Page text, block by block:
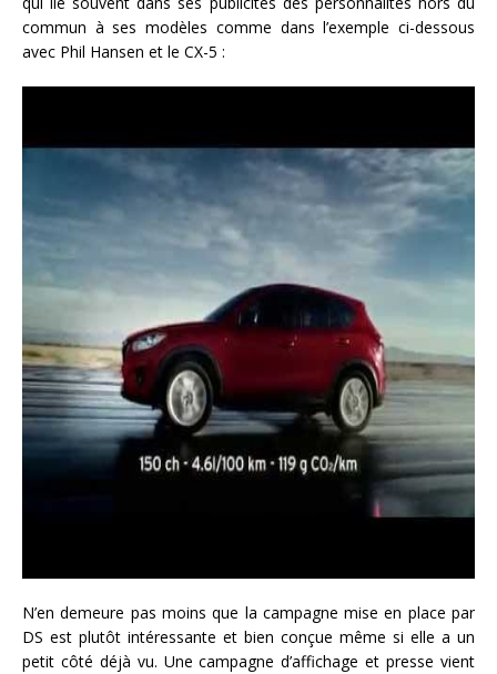
commun à ses modèles comme dans l’exemple ci-dessous
avec Phil Hansen et le CX-5 :
N’en demeure pas moins que la campagne mise en place par
DS est plutôt intéressante et bien conçue même si elle a un
petit côté déjà vu. Une campagne d’affichage et presse vient